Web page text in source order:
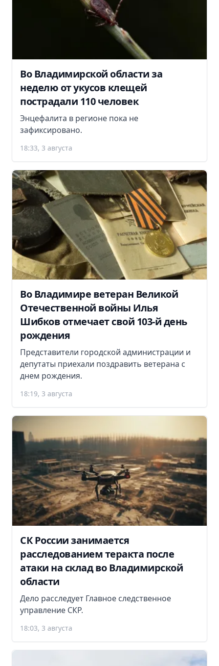
Во Владимирской области за
неделю от укусов клещей
пострадали 110 человек
Энцефалита в регионе пока не
зафиксировано.
18:33, 3 августа
Во Владимире ветеран Великой
Отечественной войны Илья
Шибков отмечает свой 103-й день
рождения
Представители городской администрации и
депутаты приехали поздравить ветерана с
днем рождения.
18:19, 3 августа
СК России занимается
расследованием теракта после
атаки на склад во Владимирской
области
Дело расследует Главное следственное
управление СКР.
18:03, 3 августа